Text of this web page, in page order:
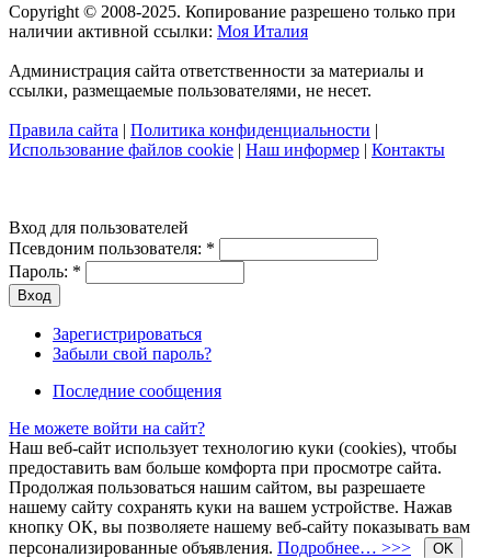
Copyright © 2008-2025. Копирование разрешено только при
наличии активной ссылки: Моя Италия
Администрация сайта ответственности за материалы и
ссылки, размещаемые пользователями, не несет.
Правила сайта | Политика конфиденциальности |
Использование файлов cookie | Наш информер | Контакты
Вход для пользователей
Псевдоним пользователя: *
Пароль: *
Зарегистрироваться
Забыли свой пароль?
Последние сообщения
Не можете войти на сайт?
Наш веб-сайт использует технологию куки (cookies), чтобы
предоставить вам больше комфорта при просмотре сайта.
Продолжая пользоваться нашим сайтом, вы разрешаете
нашему сайту сохранять куки на вашем устройстве. Нажав
кнопку ОК, вы позволяете нашему веб-сайту показывать вам
персонализированные объявления. Подробнее… >>> OK